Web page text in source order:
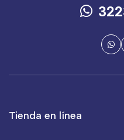
Tienda en línea